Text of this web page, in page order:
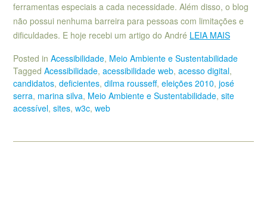
ferramentas especiais a cada necessidade. Além disso, o blog
não possui nenhuma barreira para pessoas com limitações e
dificuldades. E hoje recebi um artigo do André LEIA MAIS
Posted in Acessibilidade, Meio Ambiente e Sustentabilidade
Tagged Acessibilidade, acessibilidade web, acesso digital,
candidatos, deficientes, dilma rousseff, eleições 2010, josé
serra, marina silva, Meio Ambiente e Sustentabilidade, site
acessível, sites, w3c, web